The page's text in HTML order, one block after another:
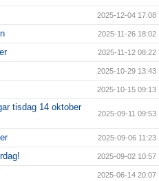
2025-12-04 17:08
2025-11-26 18:02
2025-11-12 08:22
2025-10-29 13:43
2025-10-15 09:13
tisdag 14 oktober
2025-09-11 09:53
2025-09-06 11:23
2025-09-02 10:57
2025-06-14 20:07